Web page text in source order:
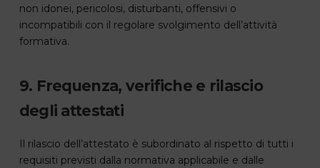
non idonei, pericolosi, disturbanti, offensivi o
incompatibili con il regolare svolgimento dell’attività
formativa.
9. Frequenza, verifiche e rilascio
degli attestati
Il rilascio dell’attestato è subordinato al rispetto di tutti i
requisiti previsti dalla normativa applicabile e dalle